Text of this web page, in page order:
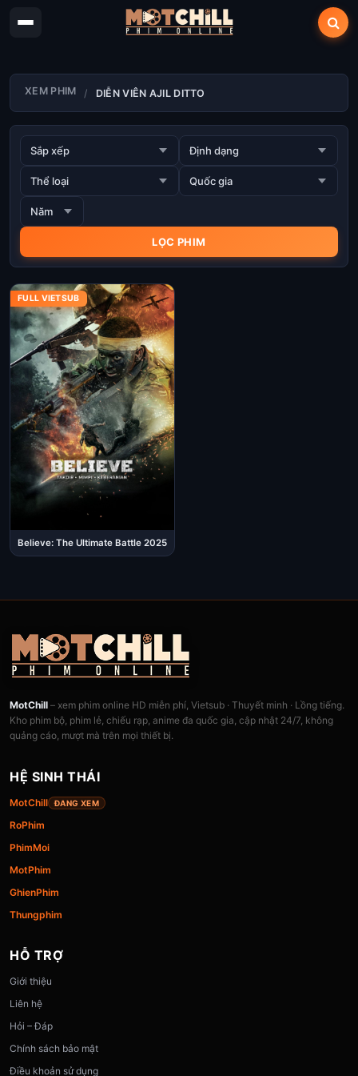
XEM PHIM DIỄN VIÊN AJIL DITTO
FULL VIETSUB
Believe: The Ultimate Battle 2025
MotChill – xem phim online HD miễn phí, Vietsub · Thuyết minh · Lồng tiếng.
Kho phim bộ, phim lẻ, chiếu rạp, anime đa quốc gia, cập nhật 24/7, không
quảng cáo, mượt mà trên mọi thiết bị.
HỆ SINH THÁI
MotChill ĐANG XEM
RoPhim
PhimMoi
MotPhim
GhienPhim
Thungphim
HỖ TRỢ
Giới thiệu
Liên hệ
Hỏi – Đáp
Chính sách bảo mật
Điều khoản sử dụng